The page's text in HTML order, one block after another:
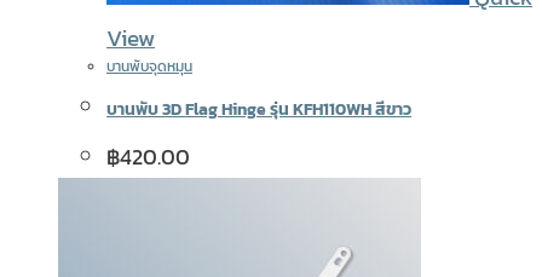
View
บานพับจุดหมุน
บานพับ 3D Flag Hinge รุ่น KFH110WH สีขาว
฿420.00